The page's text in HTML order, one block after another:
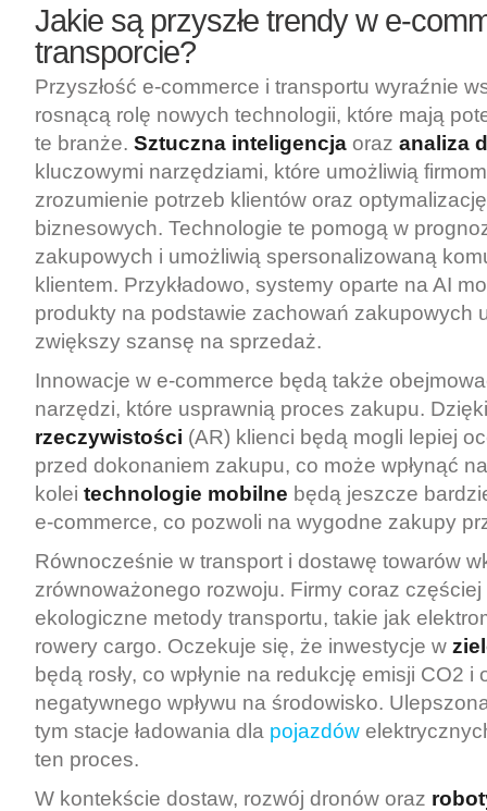
Jakie są przyszłe trendy w e-
transporcie?
Przyszłość e-commerce i transportu wyraźnie
rosnącą rolę nowych technologii, które mają
te branże. Sztuczna inteligencja oraz analiza
kluczowymi narzędziami, które umożliwią
zrozumienie potrzeb klientów oraz
biznesowych. Technologie te pomogą w
zakupowych i umożliwią spersonalizowaną
klientem. Przykładowo, systemy oparte na AI
produkty na podstawie zachowań zakupowych
zwiększy szansę na sprzedaż.
Innowacje w e-commerce będą także
narzędzi, które usprawnią proces zakupu.
rzeczywistości (AR) klienci będą mogli lepiej
przed dokonaniem zakupu, co może wpłynąć
kolei technologie mobilne będą jeszcze
e-commerce, co pozwoli na wygodne zakupy
Równocześnie w transport i dostawę towarów
zrównoważonego rozwoju. Firmy coraz
ekologiczne metody transportu, takie jak
rowery cargo. Oczekuje się, że inwestycje w
będą rosły, co wpłynie na redukcję emisji CO2 i
negatywnego wpływu na środowisko.
tym stacje ładowania dla pojazdów
ten proces.
W kontekście dostaw, rozwój dronów oraz